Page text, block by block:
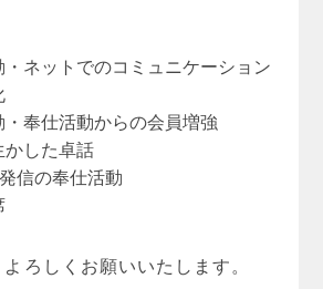
・ネットでのコミュニケーション
奉仕活動からの会員増強
かした卓話
信の奉仕活動
ろしくお願いいたします。